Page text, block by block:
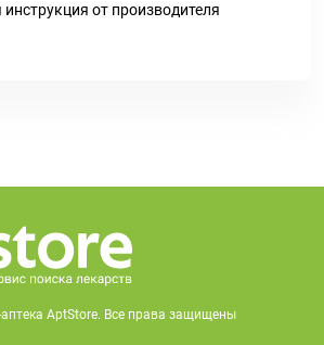
от производителя
AptStore. Все права защищены